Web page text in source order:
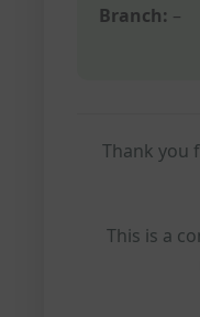
Branch: –
Thank you
This is a